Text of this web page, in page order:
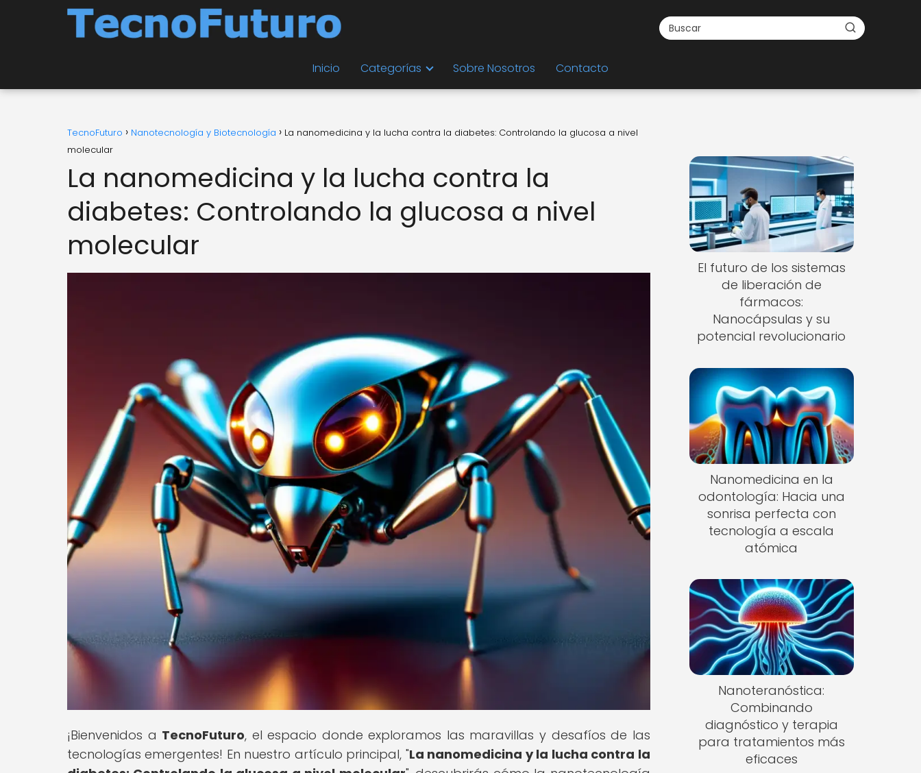
Inicio Categorías Sobre Nosotros Contacto
TecnoFuturo Nanotecnología y Biotecnología
La nanomedicina y la lucha contra la diabetes: Controlando la glucosa a nivel
molecular
La nanomedicina y la lucha contra la
diabetes: Controlando la glucosa a nivel
molecular
¡Bienvenidos a TecnoFuturo, el espacio donde exploramos las maravillas y desafíos de las
tecnologías emergentes! En nuestro artículo principal, "La nanomedicina y la lucha contra la
El futuro de los sistemas
de liberación de
fármacos:
Nanocápsulas y su
potencial revolucionario
Nanomedicina en la
odontología: Hacia una
sonrisa perfecta con
tecnología a escala
atómica
Nanoteranóstica:
Combinando
diagnóstico y terapia
para tratamientos más
eficaces